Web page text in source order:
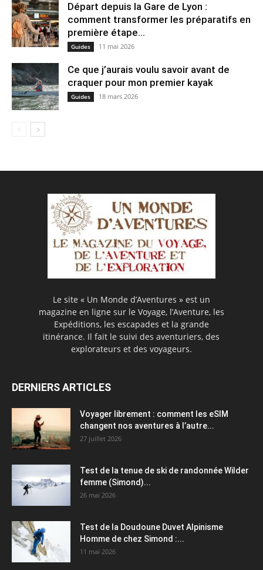
Départ depuis la Gare de Lyon :
comment transformer les préparatifs en
pre⁠mière étape...
Guides 11 mai 2026
Ce que j’aurais voulu savoir avant de
craquer pour mon premier kayak
Guides 18 mars 2026
Le site « Un Monde d’Aventures » est un
magazine en ligne sur le Voyage, l’Aventure, les
Expéditions, les escapades et la grande
itinérance. Il fait le suivi des aventuriers, des
explorateurs et des voyageurs.
DERNIERS ARTICLES
Voyager librement : comment les eSIM
changent nos aventures à l’autre...
27 juillet 2026
Test de la tenue de ski de randonnée Wilder
femme (Simond)...
26 mai 2026
Test de la Doudoune Duvet Alpinisme
Homme de chez Simond :...
11 mai 2026